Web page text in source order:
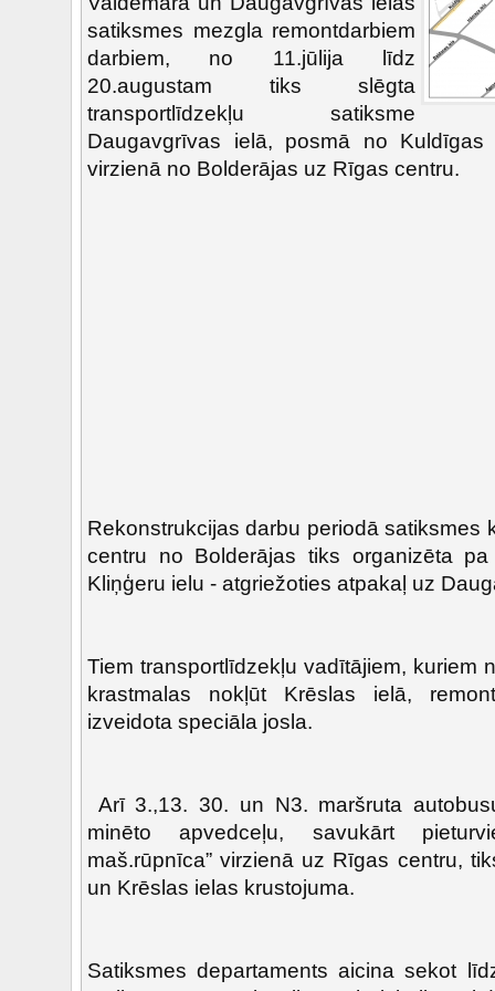
satiksmes mezgla remontdarbiem
darbiem, no 11.jūlija līdz
20.augustam tiks slēgta
transportlīdzekļu satiksme
Daugavgrīvas ielā, posmā no
virzienā no Bolderājas uz Rīgas centru.
Rekonstrukcijas darbu periodā satiksmes
centru no Bolderājas tiks organizēta
Kliņģeru ielu - atgriežoties atpakaļ uz
Tiem transportlīdzekļu vadītājiem, kuriem
krastmalas nokļūt Krēslas ielā,
izveidota speciāla josla.
Arī 3.,13. 30. un N3. maršruta
minēto apvedceļu, savukārt
maš.rūpnīca” virzienā uz Rīgas centru,
un Krēslas ielas krustojuma.
Satiksmes departaments aicina sekot